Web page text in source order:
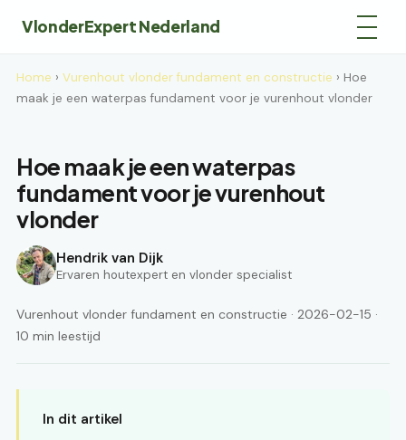
VlonderExpert Nederland
Home › Vurenhout vlonder fundament en constructie › Hoe
maak je een waterpas fundament voor je vurenhout vlonder
Hoe maak je een waterpas
fundament voor je vurenhout
vlonder
Hendrik van Dijk
Ervaren houtexpert en vlonder specialist
Vurenhout vlonder fundament en constructie · 2026-02-15 ·
10 min leestijd
In dit artikel